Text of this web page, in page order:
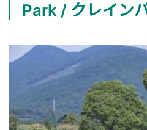
Park / クレイン